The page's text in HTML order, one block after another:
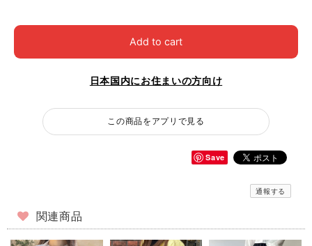
Add to cart
日本国内にお住まいの方向け
この商品をアプリで見る
Save
通報する
関連商品